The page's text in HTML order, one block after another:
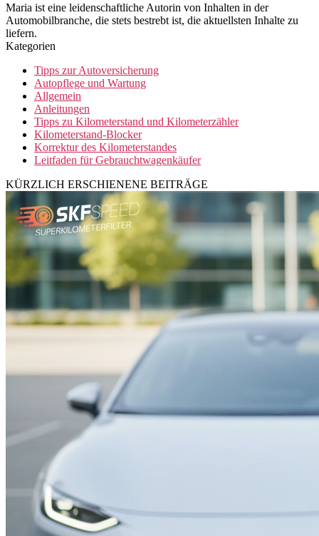
Maria ist eine leidenschaftliche Autorin von Inhalten in der
Automobilbranche, die stets bestrebt ist, die aktuellsten Inhalte zu
liefern.
Kategorien
Tipps zur Autoversicherung
Autopflege und Wartung
Allgemein
Anleitungen
Tipps zu Kilometerstand und Kilometerzähler
Kilometerstand-Blocker
Korrektur des Kilometerstandes
Leitfaden für Gebrauchtwagenkäufer
KÜRZLICH ERSCHIENENE BEITRÄGE